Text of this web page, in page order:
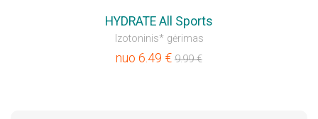
HYDRATE All Sports
Izotoninis* gėrimas
nuo 6.49 € 9.99€